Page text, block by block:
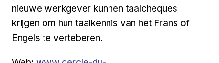
nieuwe werkgever kunnen taalcheques
krijgen om hun taalkennis van het Frans of
Engels te verteberen.